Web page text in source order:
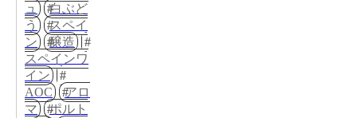
ュ
白ぶど
う
スペイ
ン
醸造
スペインワ
イン
AOC
アロ
マ
ポルト